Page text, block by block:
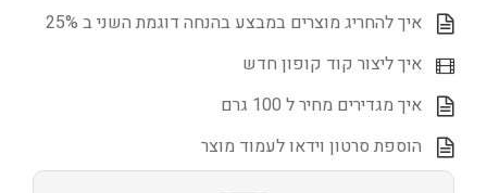
איך להחריג מוצרים במבצע בהנחה דוגמת השני ב 25%
איך ליצור קוד קופון חדש
איך מגדירים מחיר ל 100 גרם
הוספת סרטון וידאו לעמוד מוצר